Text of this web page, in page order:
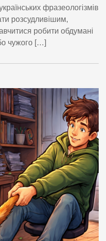
фразеологізмів
розсудливішим,
робити обдумані
чужого […]